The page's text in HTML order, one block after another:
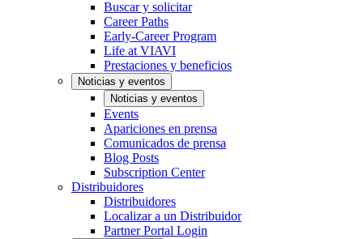
Buscar y solicitar
Career Paths
Early-Career Program
Life at VIAVI
Prestaciones y beneficios
Noticias y eventos
Noticias y eventos
Events
Apariciones en prensa
Comunicados de prensa
Blog Posts
Subscription Center
Distribuidores
Distribuidores
Localizar a un Distribuidor
Partner Portal Login